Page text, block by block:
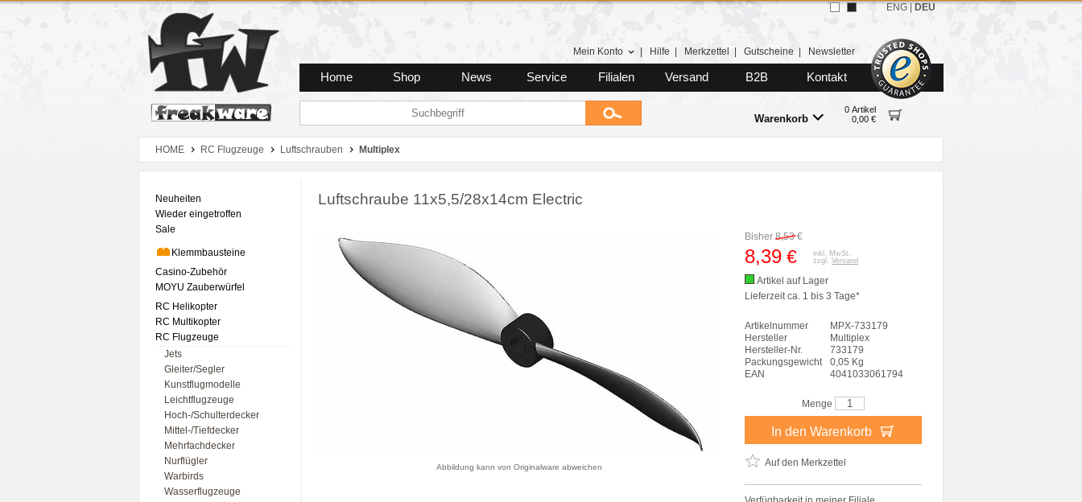
Zum Hauptmenue
Zum Seiteninhalt
Zum Warenkob
Mein Konto Hilfe Merkzettel Gutscheine Newsletter
Home Shop News Service Filialen Versand B2B Kontakt
Warenkorb
0 Artikel
0,00 €
ENG DEU
HOME RC Flugzeuge Luftschrauben Multiplex
Neuheiten
Wieder eingetroffen
Sale
Klemmbausteine
Casino-Zubehör
MOYU Zauberwürfel
RC Helikopter
RC Multikopter
RC Flugzeuge
Jets
Gleiter/Segler
Kunstflugmodelle
Leichtflugzeuge
Hoch-/Schulterdecker
Mittel-/Tiefdecker
Mehrfachdecker
Nurflügler
Warbirds
Wasserflugzeuge
Luftschraube 11x5,5/28x14cm Electric
Abbildung kann von Originalware abweichen
Bisher 8,53€
8,39 €
inkl. MwSt.
zzgl. Versand
Artikel auf Lager
Lieferzeit ca. 1 bis 3 Tage*
Artikelnummer
MPX-733179
Hersteller
Multiplex
Hersteller-Nr.
733179
Packungsgewicht
0,05 Kg
EAN
4041033061794
Menge
In den Warenkorb
Auf den Merkzettel